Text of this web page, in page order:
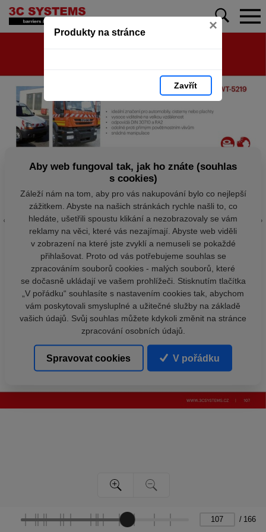
Produkty na stránce ×
Zavřít
/ 166
Aby web fungoval tak, jak ho znáte (souhlas
s cookies)
Záleží nám na tom, aby pro vás nakupování bylo co nejlepší
zážitkem. Abyste na našich stránkách rychle našli to, co
hledáte, ušetřili spoustu klikání a nezobrazovaly se vám
reklamy na věci, které vás nezajímají. Abyste web viděli
v zobrazení na které jste zvyklí a nemuseli se pokaždé
přihlašovat. Proto od vás potřebujeme souhlas se
zpracováním souborů cookies - malých souborů, které
se dočasně ukládají ve vašem prohlížeči. Stisknutím tlačítka
„V pořádku“ souhlasíte s nastavením cookies tak, abychom
vám poskytovali smysluplné a užitečné služby na základě
vašich údajů. Svůj souhlas můžete kdykoli změnit na stránce
zpracování osobních údajů.
Spravovat cookies V pořádku